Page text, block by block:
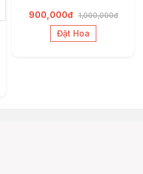
900,000đ 1,000,000đ
Đặt Hoa